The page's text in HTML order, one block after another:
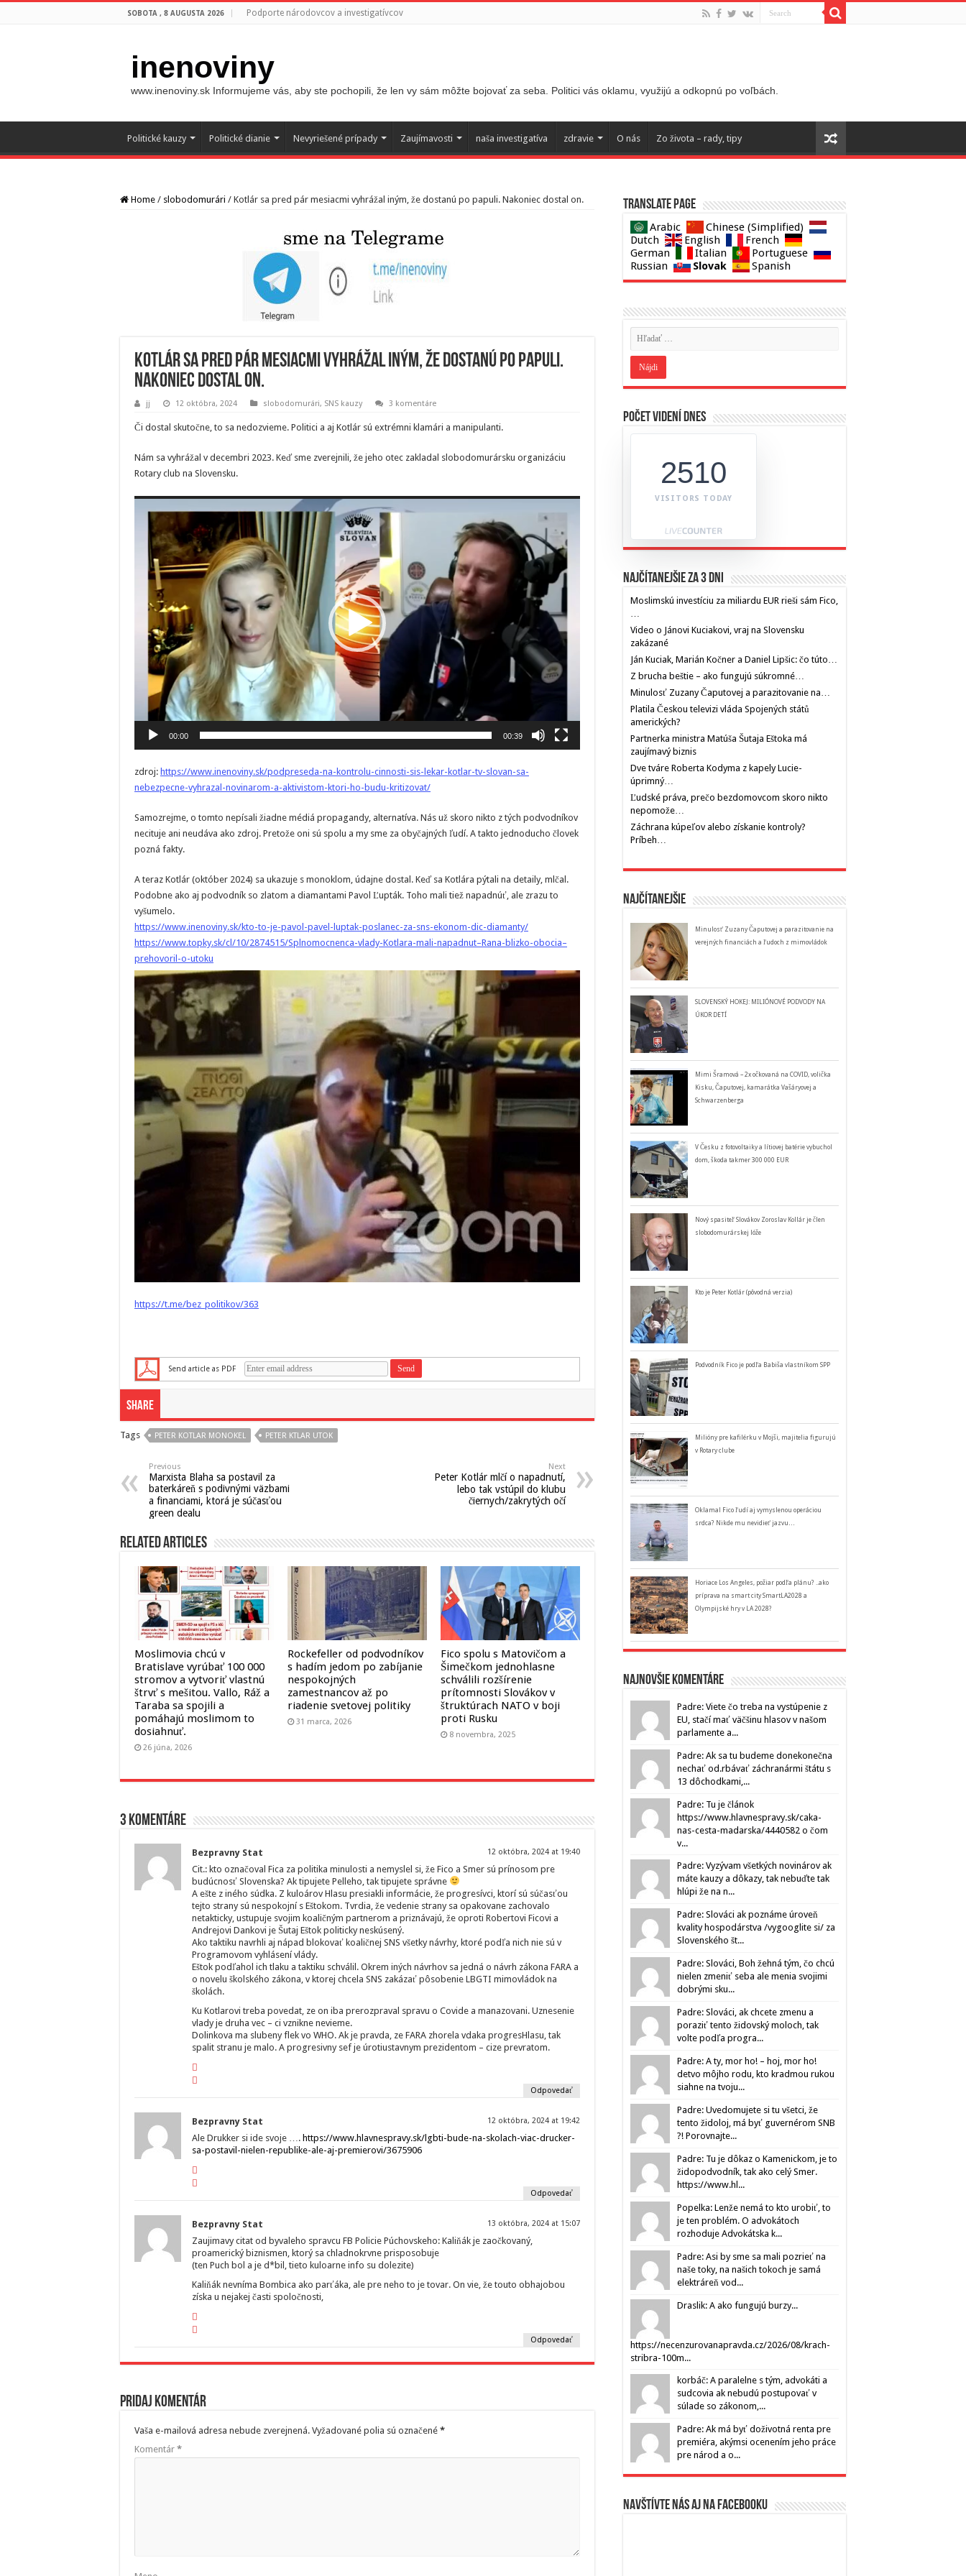
SOBOTA , 8 AUGUSTA 2026 Podporte národovcov a investigatívcov
inenoviny
www.inenoviny.sk Informujeme vás, aby ste pochopili, že len vy sám môžte bojovať za seba. Politici vás oklamu, využijú a odkopnú po voľbách.
Politické kauzy Politické dianie Nevyriešené prípady Zaujímavosti naša investigatíva zdravie O nás Zo života – rady, tipy
Home / slobodomurári / Kotlár sa pred pár mesiacmi vyhrážal iným, že dostanú po papuli. Nakoniec dostal on.
Kotlár sa pred pár mesiacmi vyhrážal iným, že dostanú po papuli.
Nakoniec dostal on.
jj 12 októbra, 2024 slobodomurári, SNS kauzy 3 komentáre
Či dostal skutočne, to sa nedozvieme. Politici a aj Kotlár sú extrémni klamári a manipulanti.
Nám sa vyhrážal v decembri 2023. Keď sme zverejnili, že jeho otec zakladal slobodomurársku organizáciu
Rotary club na Slovensku.
prehrávač
00:00 00:39
zdroj: https://www.inenoviny.sk/podpreseda-na-kontrolu-cinnosti-sis-lekar-kotlar-tv-slovan-sa-
nebezpecne-vyhrazal-novinarom-a-aktivistom-ktori-ho-budu-kritizovat/
Samozrejme, o tomto nepísali žiadne médiá propagandy, alternatíva. Nás už skoro nikto z tých podvodníkov
necituje ani neudáva ako zdroj. Pretože oni sú spolu a my sme za obyčajných ľudí. A takto jednoducho človek
pozná fakty.
A teraz Kotlár (október 2024) sa ukazuje s monoklom, údajne dostal. Keď sa Kotlára pýtali na detaily, mlčal.
Podobne ako aj podvodník so zlatom a diamantami Pavol Ľupták. Toho mali tiež napadnúť, ale zrazu to
vyšumelo.
https://www.inenoviny.sk/kto-to-je-pavol-pavel-luptak-poslanec-za-sns-ekonom-dic-diamanty/
https://www.topky.sk/cl/10/2874515/Splnomocnenca-vlady-Kotlara-mali-napadnut–Rana-blizko-obocia–
prehovoril-o-utoku
https://t.me/bez_politikov/363
Send article as PDF
Share
Tags PETER KOTLAR MONOKEL PETER KTLAR UTOK
Previous
Marxista Blaha sa postavil za
baterkáreň s podivnými väzbami
a financiami, ktorá je súčasťou
green dealu
Next
Peter Kotlár mlčí o napadnutí,
lebo tak vstúpil do klubu
čiernych/zakrytých očí
Related Articles
Moslimovia chcú v
Bratislave vyrúbať 100 000
stromov a vytvoriť vlastnú
štrvť s mešitou. Vallo, Ráž a
Taraba sa spojili a
pomáhajú moslimom to
dosiahnuť.
26 júna, 2026
Rockefeller od podvodníkov
s hadím jedom po zabíjanie
nespokojných
zamestnancov až po
riadenie svetovej politiky
31 marca, 2026
Fico spolu s Matovičom a
Šimečkom jednohlasne
schválili rozšírenie
prítomnosti Slovákov v
štruktúrach NATO v boji
proti Rusku
8 novembra, 2025
3 komentáre
Bezpravny Stat 12 októbra, 2024 at 19:40
Cit.: kto označoval Fica za politika minulosti a nemyslel si, že Fico a Smer sú prínosom pre
budúcnosť Slovenska? Ak tipujete Pelleho, tak tipujete správne
A ešte z iného súdka. Z kuloárov Hlasu presiakli informácie, že progresívci, ktorí sú súčasťou
tejto strany sú nespokojní s Eštokom. Tvrdia, že vedenie strany sa opakovane zachovalo
netakticky, ustupuje svojim koaličným partnerom a priznávajú, že oproti Robertovi Ficovi a
Andrejovi Dankovi je Šutaj Eštok politicky neskúsený.
Ako taktiku navrhli aj nápad blokovať koaličnej SNS všetky návrhy, ktoré podľa nich nie sú v
Programovom vyhlásení vlády.
Eštok podľahol ich tlaku a taktiku schválil. Okrem iných návrhov sa jedná o návrh zákona FARA a
o novelu školského zákona, v ktorej chcela SNS zakázať pôsobenie LBGTI mimovládok na
školách.
Ku Kotlarovi treba povedat, ze on iba prerozpraval spravu o Covide a manazovani. Uznesenie
vlady je druha vec – ci vznikne nevieme.
Dolinkova ma slubeny flek vo WHO. Ak je pravda, ze FARA zhorela vdaka progresHlasu, tak
spalit stranu je malo. A progresivny sef je úrotiustavnym prezidentom – cize prevratom.
Odpovedať
Bezpravny Stat 12 októbra, 2024 at 19:42
Ale Drukker si ide svoje …. https://www.hlavnespravy.sk/lgbti-bude-na-skolach-viac-drucker-
sa-postavil-nielen-republike-ale-aj-premierovi/3675906
Odpovedať
Bezpravny Stat 13 októbra, 2024 at 15:07
Zaujimavy citat od byvaleho spravcu FB Policie Púchovskeho: Kaliňák je zaočkovaný,
proamerický biznismen, ktorý sa chladnokrvne prisposobuje
(ten Puch bol a je d*bil, tieto kuloarne info su dolezite)
Kaliňák nevníma Bombica ako parťáka, ale pre neho to je tovar. On vie, že touto obhajobou
získa u nejakej časti spoločnosti,
Odpovedať
Pridaj komentár
Vaša e-mailová adresa nebude zverejnená. Vyžadované polia sú označené *
Komentár *
Translate page
Arabic
Chinese (Simplified)
Dutch
English
French
German
Italian
Portuguese
Russian
Slovak Spanish
Počet videní dnes
2510
VISITORS TODAY
Najčítanejšie za 3 dni
Moslimskú investíciu za miliardu EUR rieši sám Fico,
…
Video o Jánovi Kuciakovi, vraj na Slovensku
zakázané
Ján Kuciak, Marián Kočner a Daniel Lipšic: čo túto…
Z brucha beštie – ako fungujú súkromné…
Minulosť Zuzany Čaputovej a parazitovanie na…
Platila Českou televizi vláda Spojených států
amerických?
Partnerka ministra Matúša Šutaja Eštoka má
zaujímavý biznis
Dve tváre Roberta Kodyma z kapely Lucie-
úprimný…
Ľudské práva, prečo bezdomovcom skoro nikto
nepomože…
Záchrana kúpeľov alebo získanie kontroly?
Príbeh…
Najčítanejšie
Minulosť Zuzany Čaputovej a parazitovanie na
verejných financiách a ľudoch z mimovládok
SLOVENSKÝ HOKEJ: MILIÓNOVÉ PODVODY NA
ÚKOR DETÍ
Mimi Šramová – 2x očkovaná na COVID, volička
Kisku, Čaputovej, kamarátka Vašáryovej a
Schwarzenberga
V Česku z fotovoltaiky a lítiovej batérie vybuchol
dom, škoda takmer 300 000 EUR
Nový spasiteľ Slovákov Zoroslav Kollár je člen
slobodomurárskej lóže
Kto je Peter Kotlár (pôvodná verzia)
Podvodník Fico je podľa Babiša vlastníkom SPP
Milióny pre kafilérku v Mojši, majitelia figurujú
v Rotary clube
Oklamal Fico ľudí aj vymyslenou operáciou
srdca? Nikde mu nevidieť jazvu…
Horiace Los Angeles, požiar podľa plánu? ..ako
príprava na smart city SmartLA2028 a
Olympijské hry v LA 2028?
Najnovšie komentáre
Padre: Viete čo treba na vystúpenie z
EU, stačí mať väčšinu hlasov v našom
parlamente a...
Padre: Ak sa tu budeme donekonečna
nechať od.rbávať záchranármi štátu s
13 dôchodkami,...
Padre: Tu je článok
https://www.hlavnespravy.sk/caka-
nas-cesta-madarska/4440582 o čom
v...
Padre: Vyzývam všetkých novinárov ak
máte kauzy a dôkazy, tak nebuďte tak
hlúpi že na n...
Padre: Slováci ak poznáme úroveň
kvality hospodárstva /vygooglite si/ za
Slovenského št...
Padre: Slováci, Boh žehná tým, čo chcú
nielen zmeniť seba ale menia svojimi
dobrými sku...
Padre: Slováci, ak chcete zmenu a
poraziť tento židovský moloch, tak
volte podľa progra...
Padre: A ty, mor ho! – hoj, mor ho!
detvo môjho rodu, kto kradmou rukou
siahne na tvoju...
Padre: Uvedomujete si tu všetci, že
tento židoloj, má byť guvernérom SNB
?! Porovnajte...
Padre: Tu je dôkaz o Kamenickom, je to
židopodvodník, tak ako celý Smer.
https://www.hl...
Popelka: Lenže nemá to kto urobiť, to
je ten problém. O advokátoch
rozhoduje Advokátska k...
Padre: Asi by sme sa mali pozrieť na
naše toky, na našich tokoch je samá
elektráreň vod...
Draslik: A ako fungujú burzy...
https://necenzurovanapravda.cz/2026/08/krach-
stribra-100m...
korbáč: A paralelne s tým, advokáti a
sudcovia ak nebudú postupovať v
súlade so zákonom,...
Padre: Ak má byť doživotná renta pre
premiéra, akýmsi ocenením jeho práce
pre národ a o...
Navštívte nás aj na Facebooku